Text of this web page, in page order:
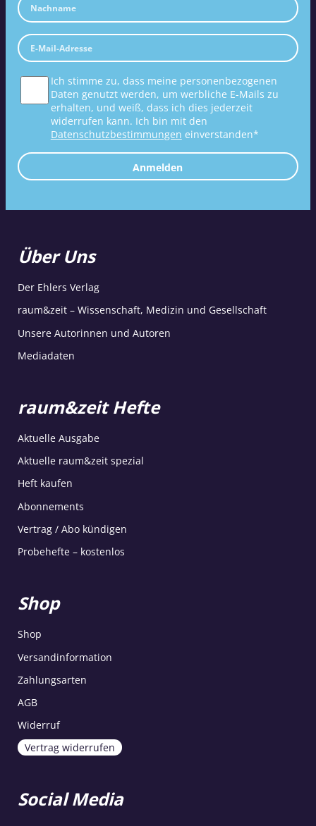
Ich stimme zu, dass meine personenbezogenen
Daten genutzt werden, um werbliche E-Mails zu
erhalten, und weiß, dass ich dies jederzeit
widerrufen kann. Ich bin mit den
Datenschutzbestimmungen einverstanden*
Anmelden
Über Uns
Der Ehlers Verlag
raum&zeit – Wissenschaft, Medizin und Gesellschaft
Unsere Autorinnen und Autoren
Mediadaten
raum&zeit Hefte
Aktuelle Ausgabe
Aktuelle raum&zeit spezial
Heft kaufen
Abonnements
Vertrag / Abo kündigen
Probehefte – kostenlos
Shop
Shop
Versandinformation
Zahlungsarten
AGB
Widerruf
Vertrag widerrufen
Social Media